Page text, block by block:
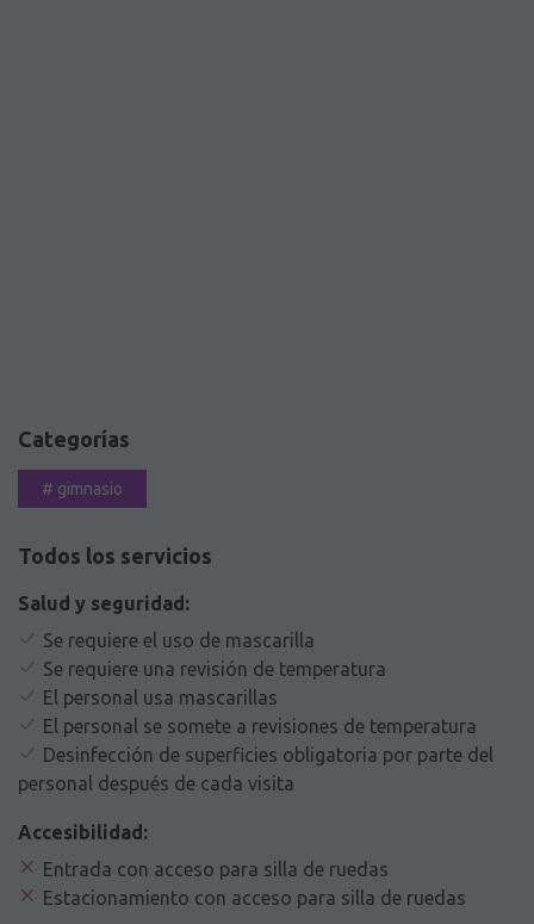
Categorías
# gimnasio
Todos los servicios
Salud y seguridad:
Se requiere el uso de mascarilla
Se requiere una revisión de temperatura
El personal usa mascarillas
El personal se somete a revisiones de temperatura
Desinfección de superficies obligatoria por parte del
personal después de cada visita
Accesibilidad:
Entrada con acceso para silla de ruedas
Estacionamiento con acceso para silla de ruedas